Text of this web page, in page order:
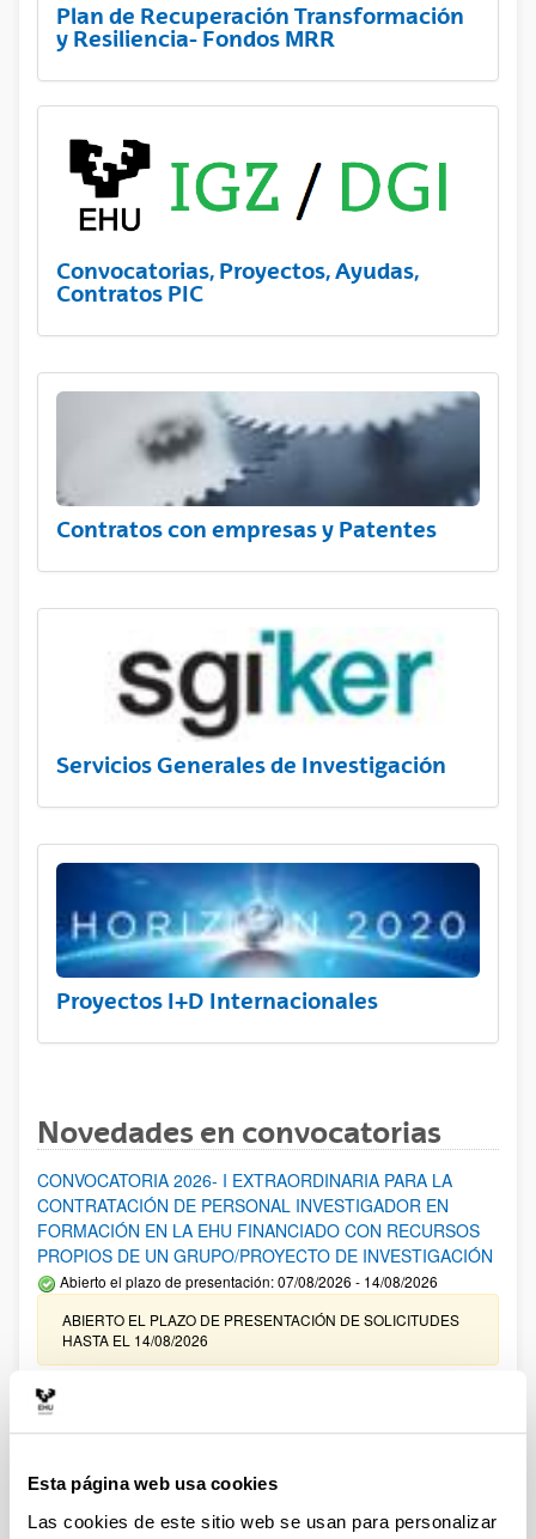
Esta página web usa cookies
Las cookies de este sitio web se usan para personalizar
Plan de Recuperación Transformación
y Resiliencia- Fondos MRR
Convocatorias, Proyectos, Ayudas,
Contratos PIC
Contratos con empresas y Patentes
Servicios Generales de Investigación
Proyectos I+D Internacionales
Novedades en convocatorias
CONVOCATORIA 2026- I EXTRAORDINARIA PARA LA
CONTRATACIÓN DE PERSONAL INVESTIGADOR EN
FORMACIÓN EN LA EHU FINANCIADO CON RECURSOS
PROPIOS DE UN GRUPO/PROYECTO DE INVESTIGACIÓN
Abierto el plazo de presentación: 07/08/2026 - 14/08/2026
ABIERTO EL PLAZO DE PRESENTACIÓN DE SOLICITUDES
HASTA EL 14/08/2026
Ayudas para financiación de la adquisición y renovación de
infraestructura científica y fondos bibliográficos en la
Trámite abierto
25/03/2026: Corrección de errores del listado provisional de
solicitudes admitidas y excluidas. 23/03/2026: Relación